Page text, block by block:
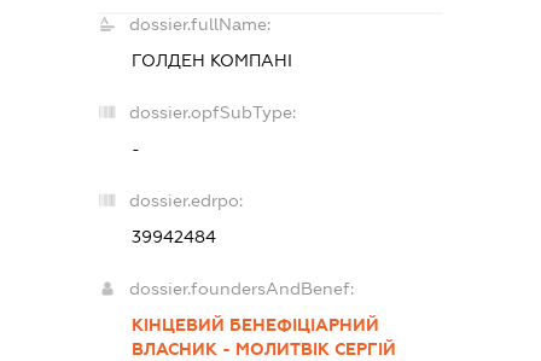
dossier.fullName:
ГОЛДЕН КОМПАНІ
dossier.opfSubType:
-
dossier.edrpo:
39942484
dossier.foundersAndBenef:
КІНЦЕВИЙ БЕНЕФІЦІАРНИЙ
ВЛАСНИК - МОЛИТВІК СЕРГІЙ